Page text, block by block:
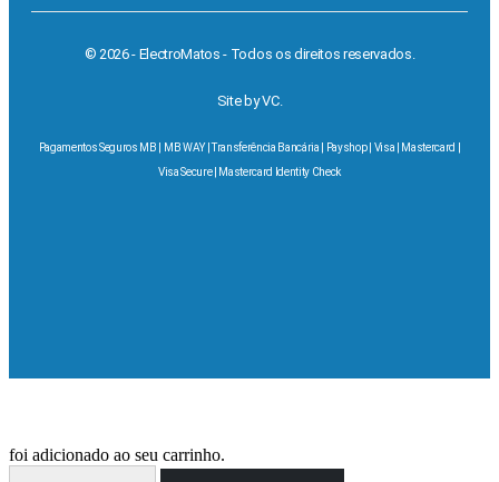
© 2026 - ElectroMatos - Todos os direitos reservados.
Site by VC.
Pagamentos Seguros MB | MB WAY | Transferência Bancária | Payshop | Visa | Mastercard |
Visa Secure | Mastercard Identity Check
foi adicionado ao seu carrinho.